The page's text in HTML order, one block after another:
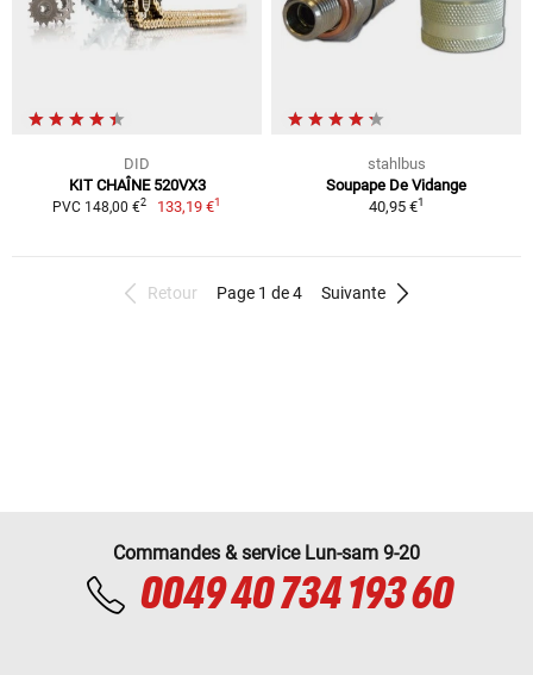
DID
KIT CHAÎNE 520VX3
PVC 148,00 €2 133,19 €1
stahlbus
Soupape De Vidange
40,95 €1
Retour Page 1 de 4 Suivante
Commandes & service Lun-sam 9-20
0049 40 734 193 60